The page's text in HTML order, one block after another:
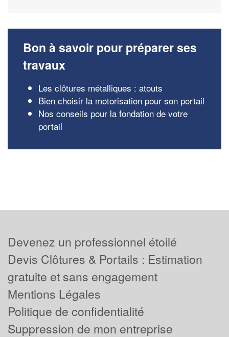
Bon à savoir pour préparer ses
travaux
Les clôtures métalliques : atouts
Bien choisir la motorisation pour son portail
Nos conseils pour la fondation de votre
portail
Devenez un professionnel étoilé
Devis Clôtures & Portails : Estimation
gratuite et sans engagement
Mentions Légales
Politique de confidentialité
Suppression de mon entreprise